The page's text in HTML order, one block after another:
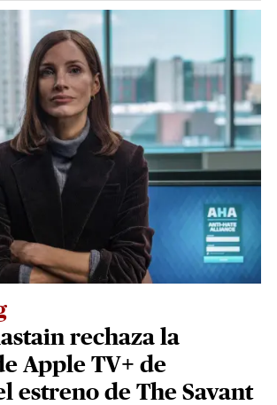
rechaza la
Apple TV+ de
estreno de The Savant